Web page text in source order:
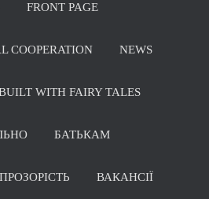
FRONT PAGE
COOPERATION NEWS
WITH FAIRY TALES
БАТЬКАМ
ВАКАНСІЇ